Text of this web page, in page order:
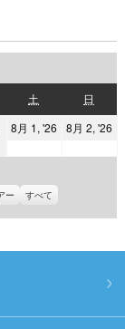
土
曜
日
日
曜
日
8月 1, '26
2026
月
日
8月 2, '26
日
ー すべて